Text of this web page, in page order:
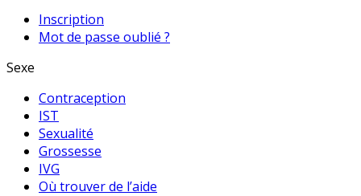
Inscription
Mot de passe oublié ?
Sexe
Contraception
IST
Sexualité
Grossesse
IVG
Où trouver de l’aide